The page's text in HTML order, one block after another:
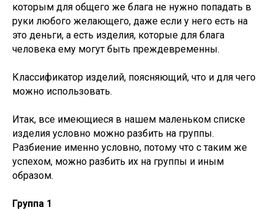
которым для общего же блага не нужно попадать в
руки любого желающего, даже если у него есть на
это деньги, а есть изделия, которые для блага
человека ему могут быть преждевременны.
Классификатор изделий, поясняющий, что и для чего
можно использовать.
Итак, все имеющиеся в нашем маленьком списке
изделия условно можно разбить на группы.
Разбиение именно условно, потому что с таким же
успехом, можно разбить их на группы и иным
образом.
Группа 1